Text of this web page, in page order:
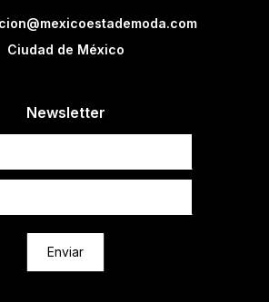
Ciudad de México
Newsletter
Enviar